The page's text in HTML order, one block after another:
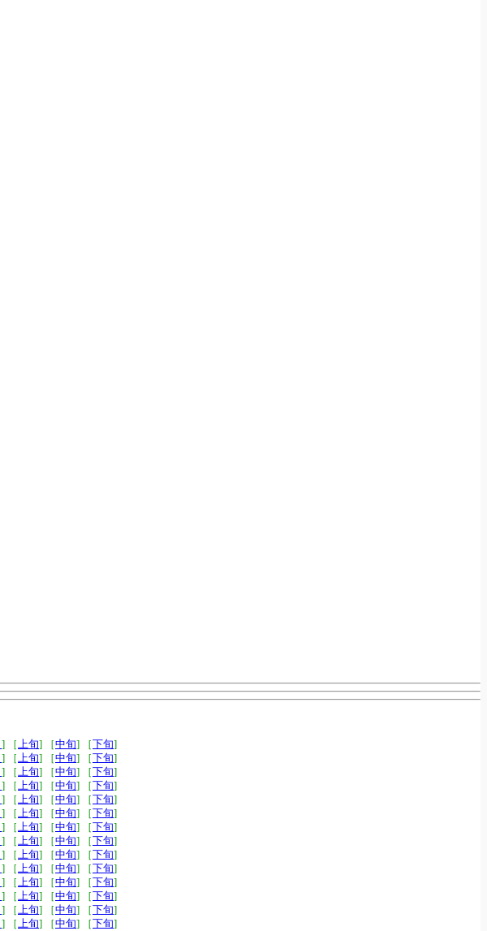
] ［上旬] ［中旬] ［ 下旬]
] ［上旬] ［中旬] ［ 下旬]
] ［上旬] ［中旬] ［ 下旬]
] ［上旬] ［中旬] ［ 下旬]
] ［上旬] ［中旬] ［ 下旬]
] ［上旬] ［中旬] ［ 下旬]
] ［上旬] ［中旬] ［ 下旬]
] ［上旬] ［中旬] ［ 下旬]
] ［上旬] ［中旬] ［ 下旬]
] ［上旬] ［中旬] ［ 下旬]
] ［上旬] ［中旬] ［ 下旬]
] ［上旬] ［中旬] ［ 下旬]
] ［上旬] ［中旬] ［ 下旬]
] ［上旬] ［中旬] ［ 下旬]